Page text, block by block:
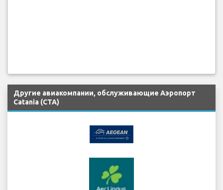
Другие авиакомпании, обслуживающие Аэропорт
Catania (CTA)